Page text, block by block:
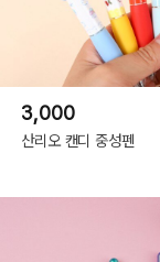
3,000
산리오 캔디 중성펜